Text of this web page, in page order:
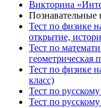
Викторина
Познавательные
Тест по физике
открытие,
Тест по
геометрическая
Тест по физике
класс)
Тест по
Тест по